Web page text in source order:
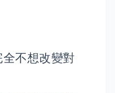
不想改變對